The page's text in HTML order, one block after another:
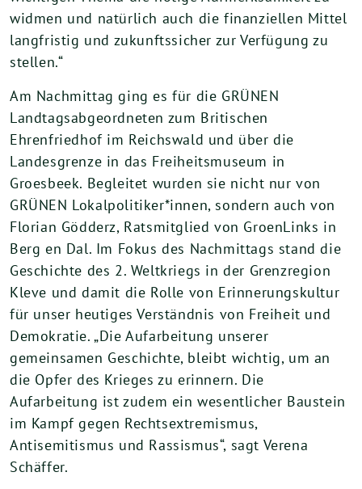
widmen und natürlich auch die finanziellen Mittel
langfristig und zukunftssicher zur Verfügung zu
stellen.“
Am Nachmittag ging es für die GRÜNEN
Landtagsabgeordneten zum Britischen
Ehrenfriedhof im Reichswald und über die
Landesgrenze in das Freiheitsmuseum in
Groesbeek. Begleitet wurden sie nicht nur von
GRÜNEN Lokalpolitiker*innen, sondern auch von
Florian Gödderz, Ratsmitglied von GroenLinks in
Berg en Dal. Im Fokus des Nachmittags stand die
Geschichte des 2. Weltkriegs in der Grenzregion
Kleve und damit die Rolle von Erinnerungskultur
für unser heutiges Verständnis von Freiheit und
Demokratie. „Die Aufarbeitung unserer
gemeinsamen Geschichte, bleibt wichtig, um an
die Opfer des Krieges zu erinnern. Die
Aufarbeitung ist zudem ein wesentlicher Baustein
im Kampf gegen Rechtsextremismus,
Antisemitismus und Rassismus“, sagt Verena
Schäffer.
Wiltrud Schnütgen erläutert die